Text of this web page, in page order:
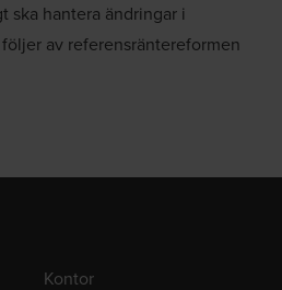
ska hantera ändringar i
av referensräntereformen
Kontor